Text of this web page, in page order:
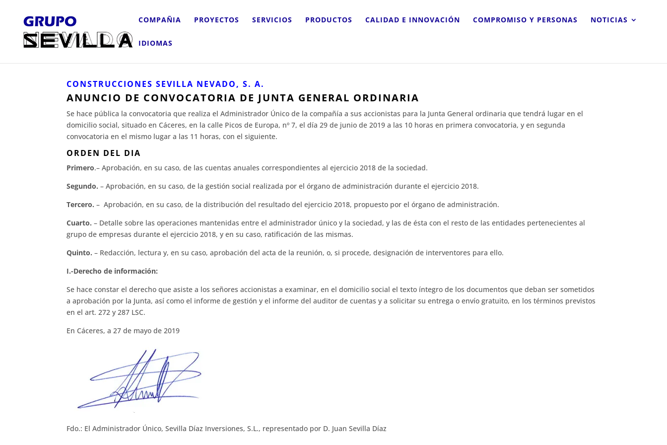
COMPAÑIA PROYECTOS SERVICIOS PRODUCTOS CALIDAD E INNOVACIÓN COMPROMISO Y PERSONAS NOTICIAS
IDIOMAS
CONSTRUCCIONES SEVILLA NEVADO, S. A.
ANUNCIO DE CONVOCATORIA DE JUNTA GENERAL ORDINARIA
Se hace pública la convocatoria que realiza el Administrador Único de la compañía a sus accionistas para la Junta General ordinaria que tendrá lugar en el
domicilio social, situado en Cáceres, en la calle Picos de Europa, nº 7, el día 29 de junio de 2019 a las 10 horas en primera convocatoria, y en segunda
convocatoria en el mismo lugar a las 11 horas, con el siguiente.
ORDEN DEL DIA
Primero.– Aprobación, en su caso, de las cuentas anuales correspondientes al ejercicio 2018 de la sociedad.
Segundo. – Aprobación, en su caso, de la gestión social realizada por el órgano de administración durante el ejercicio 2018.
Tercero. – Aprobación, en su caso, de la distribución del resultado del ejercicio 2018, propuesto por el órgano de administración.
Cuarto. – Detalle sobre las operaciones mantenidas entre el administrador único y la sociedad, y las de ésta con el resto de las entidades pertenecientes al
grupo de empresas durante el ejercicio 2018, y en su caso, ratificación de las mismas.
Quinto. – Redacción, lectura y, en su caso, aprobación del acta de la reunión, o, si procede, designación de interventores para ello.
I.-Derecho de información:
Se hace constar el derecho que asiste a los señores accionistas a examinar, en el domicilio social el texto íntegro de los documentos que deban ser sometidos
a aprobación por la Junta, así como el informe de gestión y el informe del auditor de cuentas y a solicitar su entrega o envío gratuito, en los términos previstos
en el art. 272 y 287 LSC.
En Cáceres, a 27 de mayo de 2019
Fdo.: El Administrador Único, Sevilla Díaz Inversiones, S.L., representado por D. Juan Sevilla Díaz